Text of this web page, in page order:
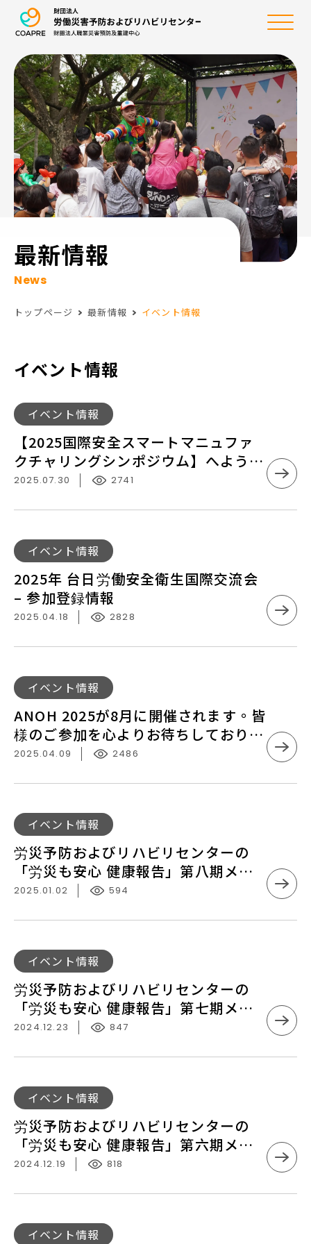
労働災害予防およ
メ
イ
ン
メ
ニ
ュ
ー
最新情報
News
トップページ 最新情報 イベント情報
イベント情報
イベント情報
【2025国際安全スマートマニュファ
クチャリングシンポジウム】へようこ
そ
2025.07.30 2741
【2025
国
際
安
全
ス
ー
ト
マ
ニ
ュ
ク
チ
ャ
リ
ン
シ
ポ
ジ
ウ
ム】
よ
こ
そ
イベント情報
2025年 台日労働安全衛生国際交流会
– 参加登録情報
2025.04.18 2828
2025
年
台
日
労
働
全
衛
生
国
際
会
–
参
加
登
情
イベント情報
ANOH 2025が8月に開催されます。皆
様のご参加を心よりお待ちしておりま
す！
2025.04.09 2486
ANOH
2025
が
8
月
に
催
さ
れ
ま
す。
の
ご
参
加
を
よ
お
待
ち
お
ま
イベント情報
労災予防およびリハビリセンターの
「労災も安心 健康報告」第八期メー
ルマガジンがリリースされました！
2025.01.02 594
労
災
予
防
お
よ
リ
ハ
ビ
リ
セ
ー
の
「労
災
も
心
康
イベント情報
労災予防およびリハビリセンターの
「労災も安心 健康報告」第七期メー
ルマガジンがリリースされました！
2024.12.23 847
労
災
予
防
お
よ
リ
ハ
ビ
リ
セ
ー
の
イベント情報
労災予防およびリハビリセンターの
「労災も安心 健康報告」第六期メー
ルマガジンがリリースされました！
2024.12.19 818
労
災
予
防
お
よ
リイベント情報
労